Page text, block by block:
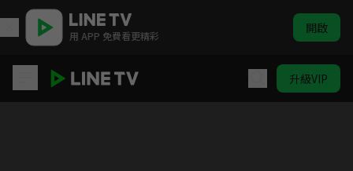
用 APP 免費看更精彩 開啟
升級VIP